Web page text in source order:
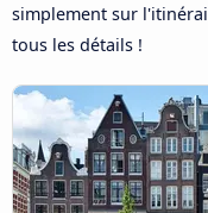
simplement sur
tous les détails !